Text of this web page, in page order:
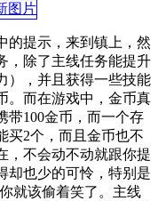
的提示，来到镇上，然
，除了主线任务能提升
），并且获得一些技能
。而在游戏中，金币真
带100金币，而一个存
买2个，而且金币也不
，不会动不动就跟你提
却也少的可怜，特别是
就该偷着笑了。主线